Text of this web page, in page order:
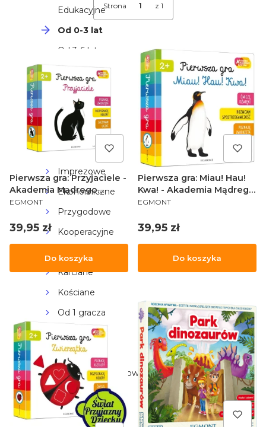
Edukacyjne
Od 0-3 lat
Od 3-6 lat
Od 6+ lat
Smart Games
Rodzinne
Strategiczne
Wojenne
Imprezowe
Ekonomiczne
Przygodowe
Kooperacyjne
Karciane
Kościane
Od 1 gracza
Dla 2 osób
Logiczne
Niezależne językowo
Fantasy
Sci-Fi
Strona z 1
Pierwsza gra: Przyjaciele -
Akademia Mądrego
Dziecka
PRODUCENT
EGMONT
Cena
39,95 zł
Do koszyka
Pierwsza gra: Miau! Hau!
Kwa! - Akademia Mądrego
Dziecka
PRODUCENT
EGMONT
Cena
39,95 zł
Do koszyka